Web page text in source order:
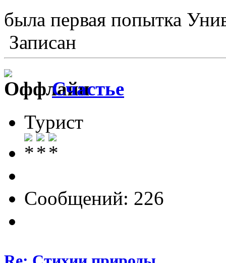
была первая попытка
Записан
Счастье
Турист
Сообщений: 226